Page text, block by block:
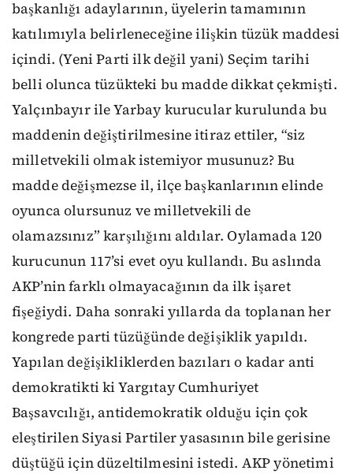
başkanlığı adaylarının, üyelerin tamamının
katılımıyla belirleneceğine ilişkin tüzük maddesi
içindi. (Yeni Parti ilk değil yani) Seçim tarihi
belli olunca tüzükteki bu madde dikkat çekmişti.
Yalçınbayır ile Yarbay kurucular kurulunda bu
maddenin değiştirilmesine itiraz ettiler, “siz
milletvekili olmak istemiyor musunuz? Bu
madde değişmezse il, ilçe başkanlarının elinde
oyunca olursunuz ve milletvekili de
olamazsınız” karşılığını aldılar. Oylamada 120
kurucunun 117’si evet oyu kullandı. Bu aslında
AKP’nin farklı olmayacağının da ilk işaret
fişeğiydi. Daha sonraki yıllarda da toplanan her
kongrede parti tüzüğünde değişiklik yapıldı.
Yapılan değişikliklerden bazıları o kadar anti
demokratikti ki Yargıtay Cumhuriyet
Başsavcılığı, antidemokratik olduğu için çok
eleştirilen Siyasi Partiler yasasının bile gerisine
düştüğü için düzeltilmesini istedi. AKP yönetimi